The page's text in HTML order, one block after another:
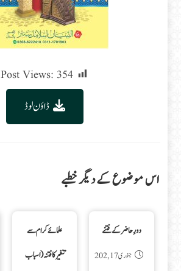
Post Views: 354
ڈاؤن لوڈ
اس موضوع کے دیگر خطبے
دورِ حاضر کے فتنے
جنوری 17, 202
علمائے کرام سے
تنفیر کا فتنہ(اسباب